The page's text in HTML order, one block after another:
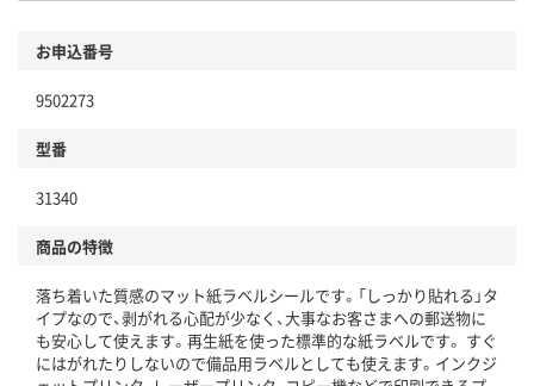
本体
仕組
この商品の環境配慮ポイントです。下記商品詳細「
アスクル商品環境スコア詳細／加点項目
」で確認できます。
お申込番号
9502273
型番
31340
商品の特徴
落ち着いた質感のマット紙ラベルシールです。「しっかり貼れる」タ
イプなので、剥がれる心配が少なく、大事なお客さまへの郵送物に
も安心して使えます。再生紙を使った標準的な紙ラベルです。 すぐ
にはがれたりしないので備品用ラベルとしても使えます。インクジ